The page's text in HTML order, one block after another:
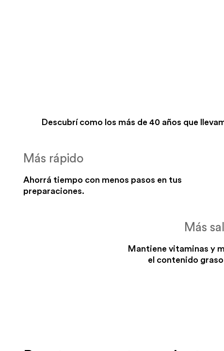
Descubrí como los más de 40 años que
Más rápido
Ahorrá tiempo con menos pasos en tus
preparaciones.
Más
Mantiene vitaminas y
el contenido